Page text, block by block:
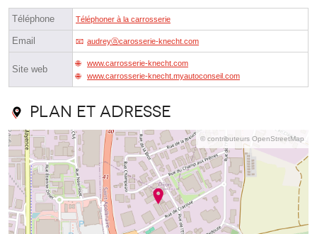
Téléphone Téléphoner à la carrosserie
Email audreyⓐcarosserie-knecht.com
Site web
www.carrosserie-knecht.com
www.carrosserie-knecht.myautoconseil.com
Plan et adresse
© contributeurs OpenStreetMap